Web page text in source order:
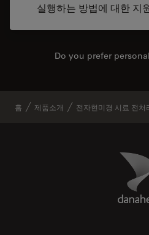
실행하는 방법에 대한 지
Do you prefer
홈 제품소개 전자현미경 시료 전처